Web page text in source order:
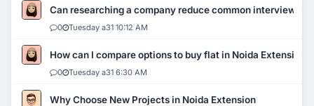
Can researching a company reduce common interview
0 Tuesday a31 10:12 AM
How can I compare options to buy flat in Noida Extension?
0 Tuesday a31 6:30 AM
Why Choose New Projects in Noida Extension